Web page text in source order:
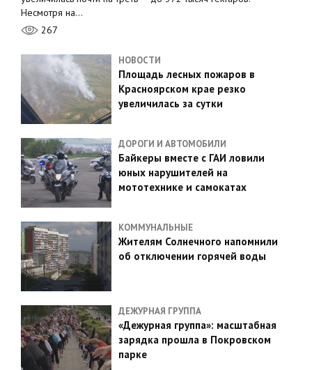
Несмотря на…
267
НОВОСТИ
Площадь лесных пожаров в
Красноярском крае резко
увеличилась за сутки
ДОРОГИ И АВТОМОБИЛИ
Байкеры вместе с ГАИ ловили
юных нарушителей на
мототехнике и самокатах
КОММУНАЛЬНЫЕ
Жителям Солнечного напомнили
об отключении горячей воды
ДЕЖУРНАЯ ГРУППА
«Дежурная группа»: масштабная
зарядка прошла в Покровском
парке